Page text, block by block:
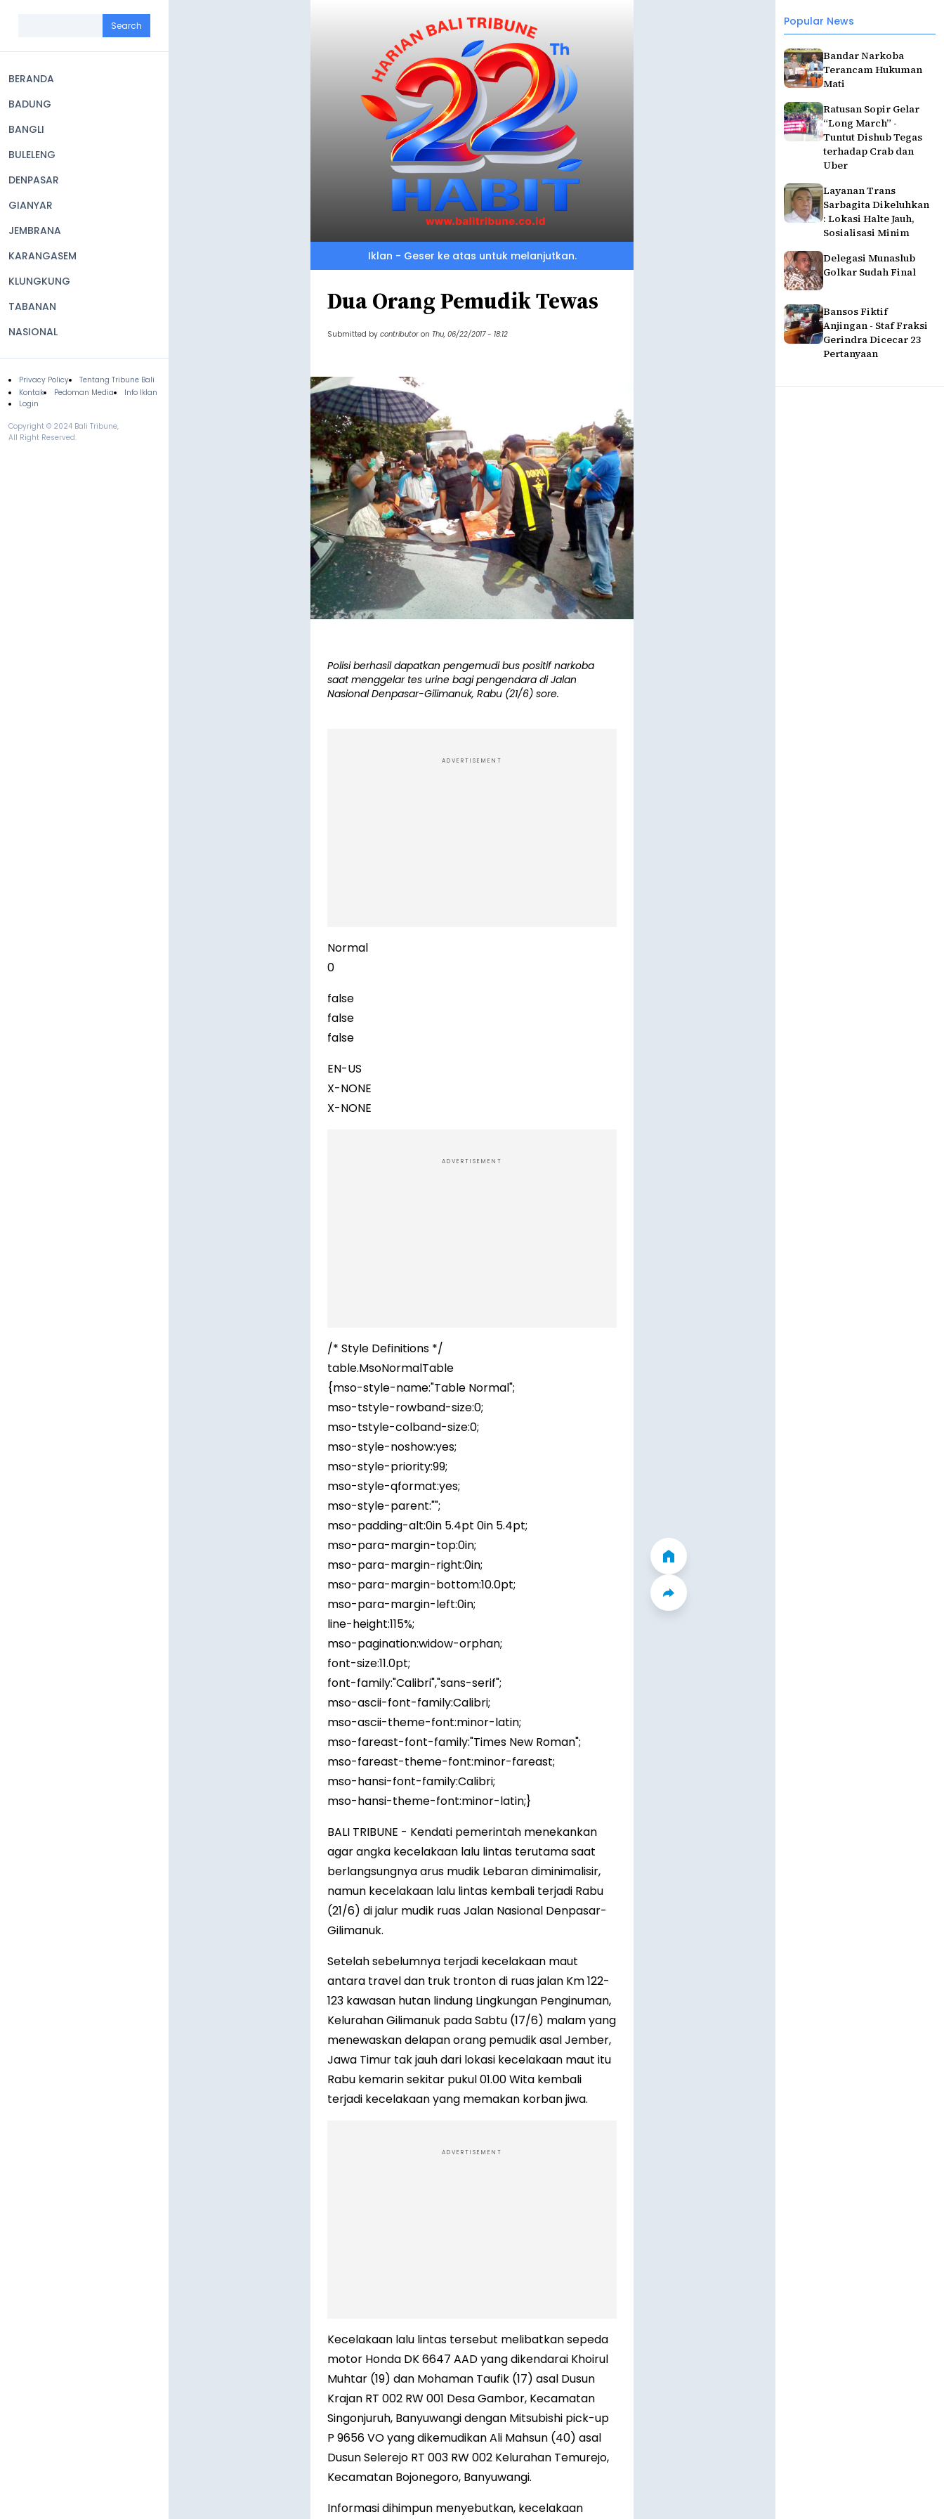
navigation
BERANDA
BADUNG
BANGLI
BULELENG
DENPASAR
GIANYAR
JEMBRANA
KARANGASEM
KLUNGKUNG
TABANAN
NASIONAL
Footer
Privacy Policy
Tentang Tribune Bali
Kontak
Pedoman Media
Info Iklan
Login
Copyright © 2024 Bali Tribune,
All Right Reserved.
Popular News
Bandar Narkoba
Terancam Hukuman
Mati
Ratusan Sopir Gelar
“Long March” -
Tuntut Dishub Tegas
terhadap Crab dan
Uber
Layanan Trans
Sarbagita Dikeluhkan
: Lokasi Halte Jauh,
Sosialisasi Minim
Delegasi Munaslub
Golkar Sudah Final
Bansos Fiktif
Anjingan - Staf Fraksi
Gerindra Dicecar 23
Pertanyaan
Iklan - Geser ke atas untuk melanjutkan.
Dua Orang Pemudik Tewas
Submitted by contributor on Thu, 06/22/2017 - 18:12
Polisi berhasil dapatkan pengemudi bus positif narkoba
saat menggelar tes urine bagi pengendara di Jalan
Nasional Denpasar-Gilimanuk, Rabu (21/6) sore.
ADVERTISEMENT
Normal
0
false
false
false
EN-US
X-NONE
X-NONE
ADVERTISEMENT
/* Style Definitions */
table.MsoNormalTable
{mso-style-name:"Table Normal";
mso-tstyle-rowband-size:0;
mso-tstyle-colband-size:0;
mso-style-noshow:yes;
mso-style-priority:99;
mso-style-qformat:yes;
mso-style-parent:"";
mso-padding-alt:0in 5.4pt 0in 5.4pt;
mso-para-margin-top:0in;
mso-para-margin-right:0in;
mso-para-margin-bottom:10.0pt;
mso-para-margin-left:0in;
line-height:115%;
mso-pagination:widow-orphan;
font-size:11.0pt;
font-family:"Calibri","sans-serif";
mso-ascii-font-family:Calibri;
mso-ascii-theme-font:minor-latin;
mso-fareast-font-family:"Times New Roman";
mso-fareast-theme-font:minor-fareast;
mso-hansi-font-family:Calibri;
mso-hansi-theme-font:minor-latin;}
BALI TRIBUNE - Kendati pemerintah menekankan
agar angka kecelakaan lalu lintas terutama saat
berlangsungnya arus mudik Lebaran diminimalisir,
namun kecelakaan lalu lintas kembali terjadi Rabu
(21/6) di jalur mudik ruas Jalan Nasional Denpasar-
Gilimanuk.
Setelah sebelumnya terjadi kecelakaan maut
antara travel dan truk tronton di ruas jalan Km 122-
123 kawasan hutan lindung Lingkungan Penginuman,
Kelurahan Gilimanuk pada Sabtu (17/6) malam yang
menewaskan delapan orang pemudik asal Jember,
Jawa Timur tak jauh dari lokasi kecelakaan maut itu
Rabu kemarin sekitar pukul 01.00 Wita kembali
terjadi kecelakaan yang memakan korban jiwa.
ADVERTISEMENT
Kecelakaan lalu lintas tersebut melibatkan sepeda
motor Honda DK 6647 AAD yang dikendarai Khoirul
Muhtar (19) dan Mohaman Taufik (17) asal Dusun
Krajan RT 002 RW 001 Desa Gambor, Kecamatan
Singonjuruh, Banyuwangi dengan Mitsubishi pick-up
P 9656 VO yang dikemudikan Ali Mahsun (40) asal
Dusun Selerejo RT 003 RW 002 Kelurahan Temurejo,
Kecamatan Bojonegoro, Banyuwangi.
Informasi dihimpun menyebutkan, kecelakaan